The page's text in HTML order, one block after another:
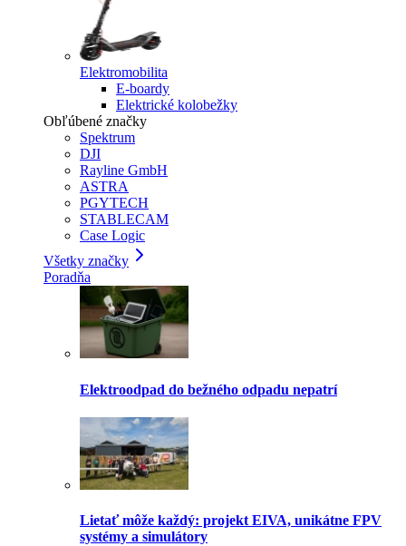
Elektromobilita
E-boardy
Elektrické kolobežky
Obľúbené značky
Spektrum
DJI
Rayline GmbH
ASTRA
PGYTECH
STABLECAM
Case Logic
Všetky značky
Poradňa
Elektroodpad do bežného odpadu nepatrí
Lietať môže každý: projekt EIVA, unikátne FPV
systémy a simulátory